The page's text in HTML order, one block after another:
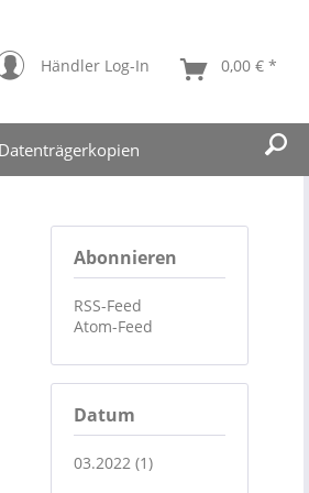
Händler Log-In 0,00 € *
Abonnieren
RSS-Feed
Atom-Feed
Datum
03.2022 (1)